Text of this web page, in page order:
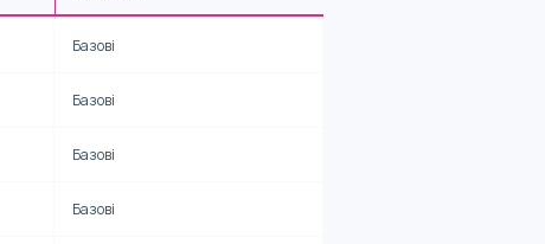
Базові
Базові
Базові
Базові